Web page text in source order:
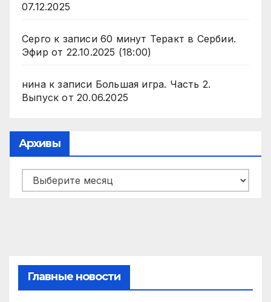
07.12.2025
Серго к записи 60 минут Теракт в Сербии.
Эфир от 22.10.2025 (18:00)
нинак записи Большая игра. Часть 2.
Выпуск от 20.06.2025
Архивы
Архивы
Главные новости